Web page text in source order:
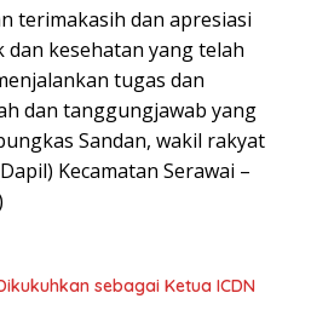
terimakasih dan apresiasi
dan kesehatan yang telah
tugas dan
dan tanggungjawab yang
Sandan, wakil rakyat
Kecamatan Serawai –
sebagai Ketua ICDN